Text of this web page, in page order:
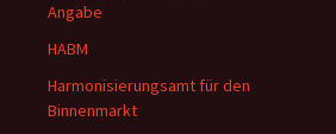
Angabe
HABM
Harmonisierungsamt für den
Binnenmarkt